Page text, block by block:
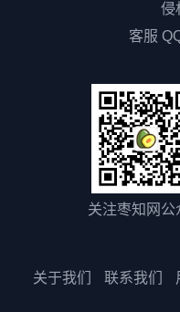
侵
客服
关注枣知网公
关于我们 联系我们